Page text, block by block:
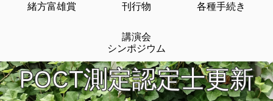
緒方富雄賞 刊行物 各種手続き
講演会
シンポジウム
POCT測定認定士更新